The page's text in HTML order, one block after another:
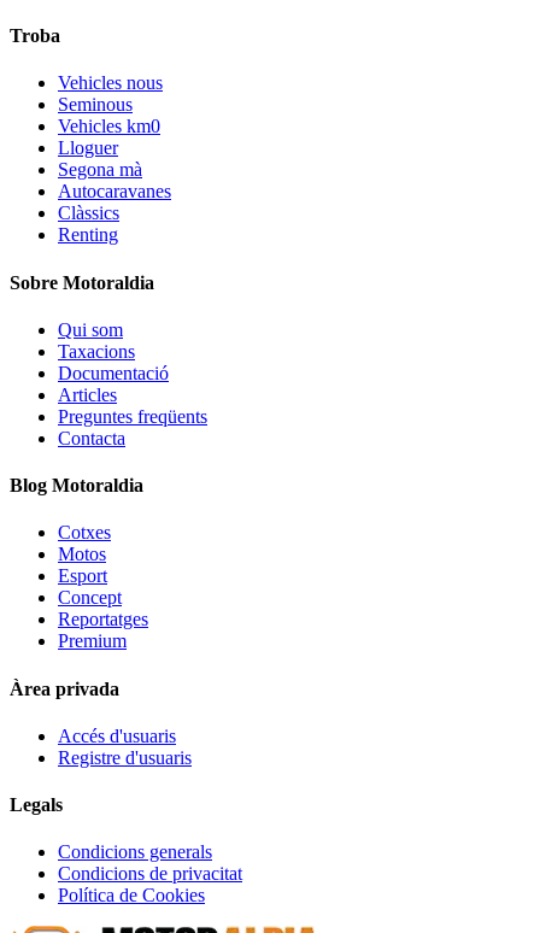
Troba
Vehicles nous
Seminous
Vehicles km0
Lloguer
Segona mà
Autocaravanes
Clàssics
Renting
Sobre Motoraldia
Qui som
Taxacions
Documentació
Articles
Preguntes freqüents
Contacta
Blog Motoraldia
Cotxes
Motos
Esport
Concept
Reportatges
Premium
Àrea privada
Accés d'usuaris
Registre d'usuaris
Legals
Condicions generals
Condicions de privacitat
Política de Cookies